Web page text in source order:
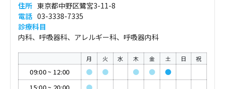
住所 東京都中野区鷺宮3-11-8
電話 03-3338-7335
診療科目
内科、呼吸器科、アレルギー科、呼吸器内科
月 火 水 木 金 土 日 祝
09:00~ 12:00 ● ● ● ●
●